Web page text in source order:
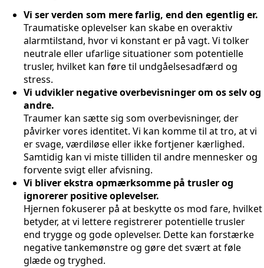
Vi ser verden som mere farlig, end den egentlig er.
Traumatiske oplevelser kan skabe en overaktiv
alarmtilstand, hvor vi konstant er på vagt. Vi tolker
neutrale eller ufarlige situationer som potentielle
trusler, hvilket kan føre til undgåelsesadfærd og
stress.
Vi udvikler negative overbevisninger om os selv og
andre.
Traumer kan sætte sig som overbevisninger, der
påvirker vores identitet. Vi kan komme til at tro, at vi
er svage, værdiløse eller ikke fortjener kærlighed.
Samtidig kan vi miste tilliden til andre mennesker og
forvente svigt eller afvisning.
Vi bliver ekstra opmærksomme på trusler og
ignorerer positive oplevelser.
Hjernen fokuserer på at beskytte os mod fare, hvilket
betyder, at vi lettere registrerer potentielle trusler
end trygge og gode oplevelser. Dette kan forstærke
negative tankemønstre og gøre det svært at føle
glæde og tryghed.